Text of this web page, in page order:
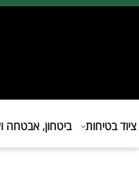
ביטחון, אבטחה ושיטור